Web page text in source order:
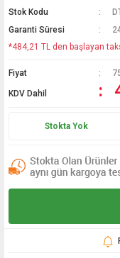
Stok Kodu
Garanti Süresi
*484,21 TL den başlayan
Fiyat
KDV Dahil
Stokta Yok
PT100 Termometre